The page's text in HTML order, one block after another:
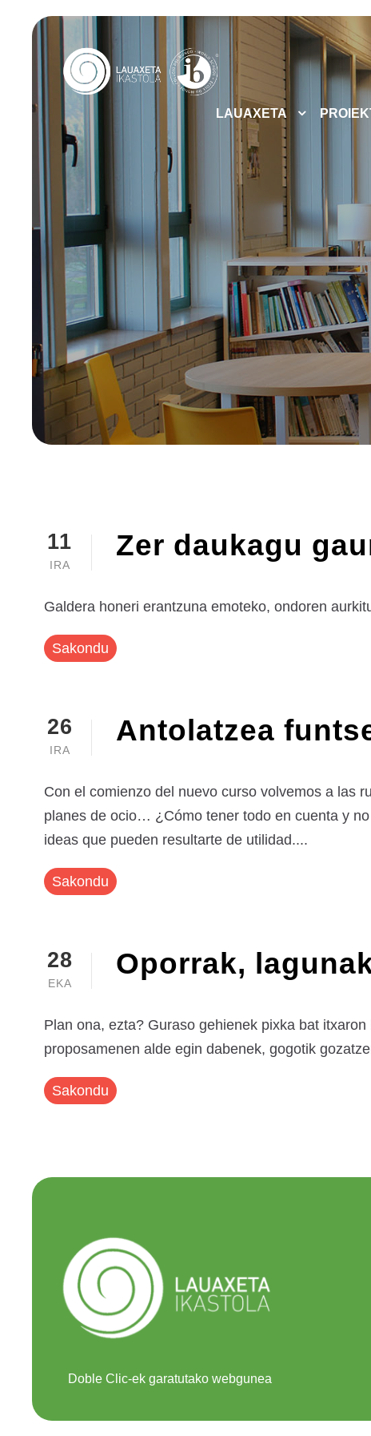
LAUAXETA
11
IRA
Zer daukagu
Galdera honeri erantzuna emoteko, ondoren
Sakondu
26
IRA
Antolatzea
Con el comienzo del nuevo curso volvemos a las
planes de ocio… ¿Cómo tener todo en cuenta y
ideas que pueden resultarte de utilidad....
Sakondu
28
EKA
Oporrak,
Plan ona, ezta? Guraso gehienek pixka bat
proposamenen alde egin dabenek, gogotik
Sakondu
Doble Clic-ek garatutako webgunea